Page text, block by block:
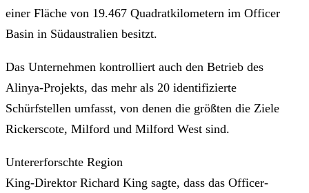
einer Fläche von 19.467 Quadratkilometern im Officer
Basin in Südaustralien besitzt.
Das Unternehmen kontrolliert auch den Betrieb des
Alinya-Projekts, das mehr als 20 identifizierte
Schürfstellen umfasst, von denen die größten die Ziele
Rickerscote, Milford und Milford West sind.
Untererforschte Region
King-Direktor Richard King sagte, dass das Officer-